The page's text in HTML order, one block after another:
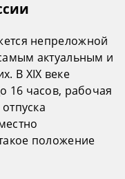
непреложной
актуальным и
В XIX веке
16 часов, рабочая
положение